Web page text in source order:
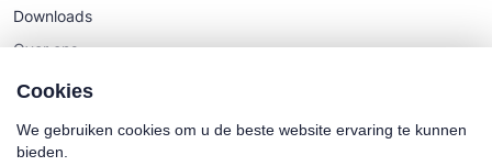
Downloads
Over ons
Nieuws
Cookies
We gebruiken cookies om u de beste website ervaring te kunnen
bieden.